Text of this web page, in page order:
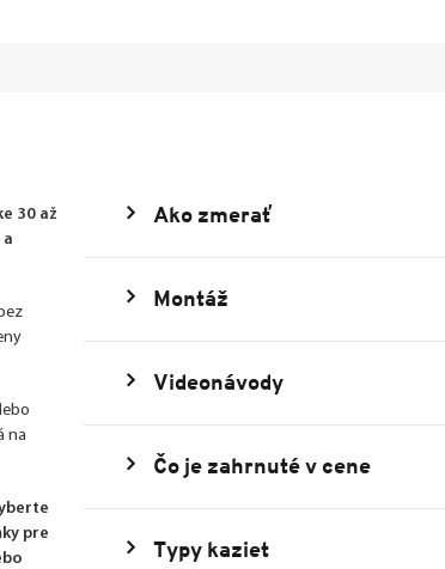
30 až
na
pre
Ako zmerať
Montáž
Videonávody
Čo je zahrnuté v cene
Typy kaziet